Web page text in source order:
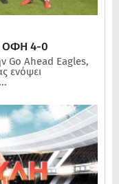
ΟΦΗ 4-0
Go Ahead Eagles,
ενόψει